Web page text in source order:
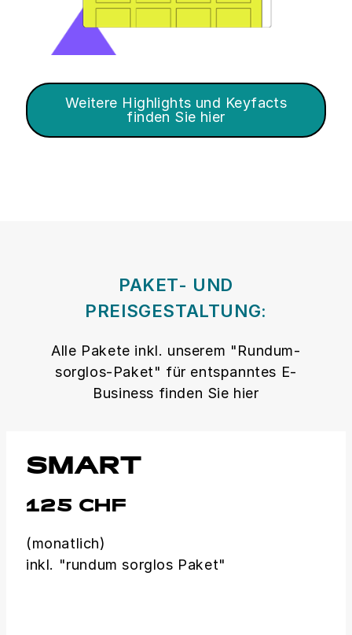
Weitere Highlights und Keyfacts
finden Sie hier
PAKET- UND
PREISGESTALTUNG:
Alle Pakete inkl. unserem "Rundum-
sorglos-Paket" für entspanntes E-
Business finden Sie hier
SMART
125 CHF
(monatlich)
inkl. "rundum sorglos Paket"